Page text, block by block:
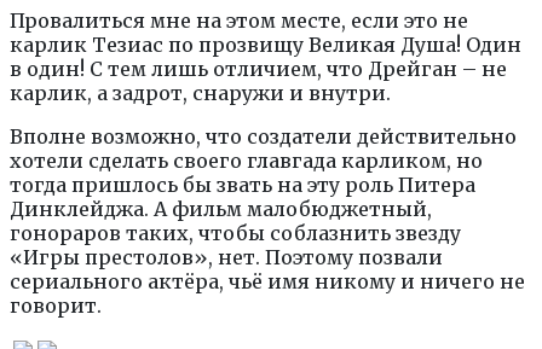
Провалиться мне на этом месте, если это не
карлик Тезиас по прозвищу Великая Душа! Один
в один! С тем лишь отличием, что Дрейган – не
карлик, а задрот, снаружи и внутри.
Вполне возможно, что создатели действительно
хотели сделать своего главгада карликом, но
тогда пришлось бы звать на эту роль Питера
Динклейджа. А фильм малобюджетный,
гонораров таких, чтобы соблазнить звезду
«Игры престолов», нет. Поэтому позвали
сериального актёра, чьё имя никому и ничего не
говорит.